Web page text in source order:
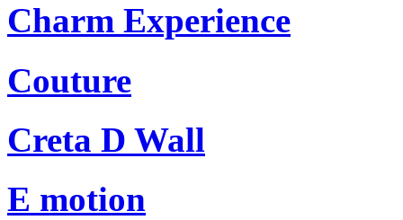
Charm Experience
Couture
Creta D Wall
E motion